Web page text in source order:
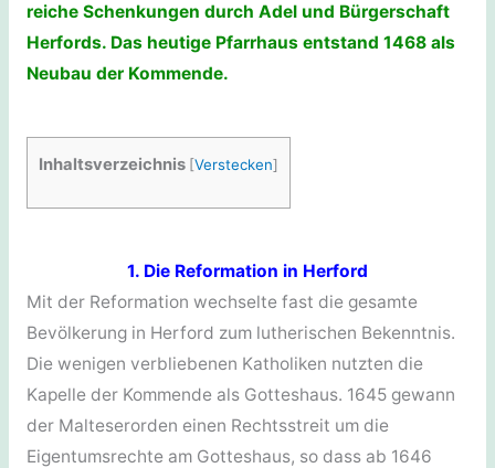
reiche Schenkungen durch Adel und Bürgerschaft
Herfords. Das heutige Pfarrhaus entstand 1468 als
Neubau der Kommende.
Inhaltsverzeichnis [Verstecken]
1. Die Reformation in Herford
Mit der Reformation wechselte fast die gesamte
Bevölkerung in Herford zum lutherischen Bekenntnis.
Die wenigen verbliebenen Katholiken nutzten die
Kapelle der Kommende als Gotteshaus. 1645 gewann
der Malteserorden einen Rechtsstreit um die
Eigentumsrechte am Gotteshaus, so dass ab 1646